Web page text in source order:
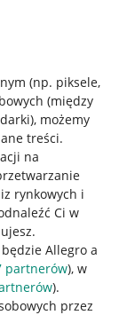
(np. piksele,
(między
, możemy
treści.
na
rynkowych i
Ci w
Allegro a
partnerów), w
).
przez